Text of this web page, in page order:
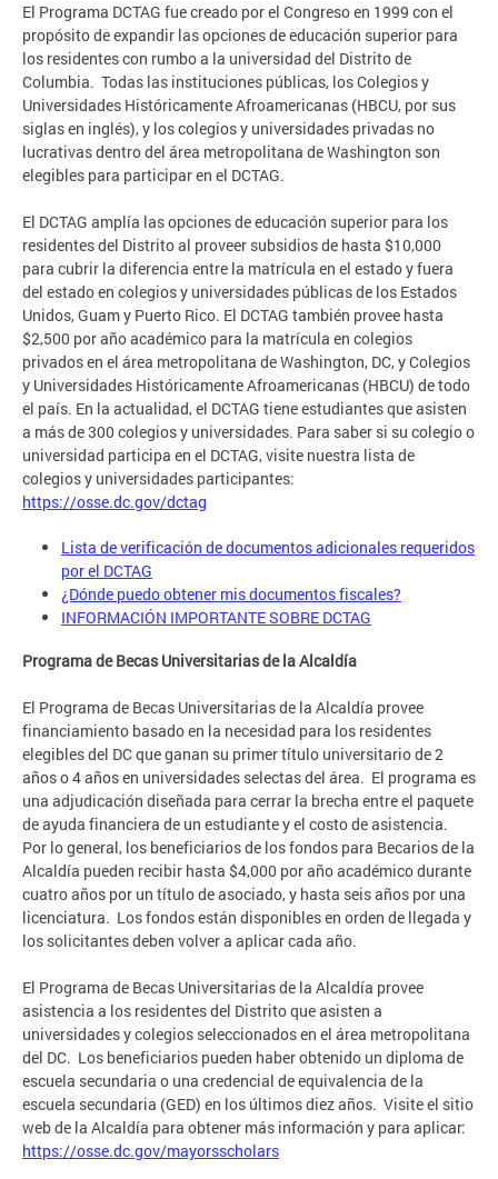
El Programa DCTAG fue creado por el Congreso en 1999 con el
propósito de expandir las opciones de educación superior para
los residentes con rumbo a la universidad del Distrito de
Columbia. Todas las instituciones públicas, los Colegios y
Universidades Históricamente Afroamericanas (HBCU, por sus
siglas en inglés), y los colegios y universidades privadas no
lucrativas dentro del área metropolitana de Washington son
elegibles para participar en el DCTAG.
El DCTAG amplía las opciones de educación superior para los
residentes del Distrito al proveer subsidios de hasta $10,000
para cubrir la diferencia entre la matrícula en el estado y fuera
del estado en colegios y universidades públicas de los Estados
Unidos, Guam y Puerto Rico. El DCTAG también provee hasta
$2,500 por año académico para la matrícula en colegios
privados en el área metropolitana de Washington, DC, y Colegios
y Universidades Históricamente Afroamericanas (HBCU) de todo
el país. En la actualidad, el DCTAG tiene estudiantes que asisten
a más de 300 colegios y universidades. Para saber si su colegio o
universidad participa en el DCTAG, visite nuestra lista de
colegios y universidades participantes:
https://osse.dc.gov/dctag
Lista de verificación de documentos adicionales requeridos
por el DCTAG
¿Dónde puedo obtener mis documentos fiscales?
INFORMACIÓN IMPORTANTE SOBRE DCTAG
Programa de Becas Universitarias de la Alcaldía
El Programa de Becas Universitarias de la Alcaldía provee
financiamiento basado en la necesidad para los residentes
elegibles del DC que ganan su primer título universitario de 2
años o 4 años en universidades selectas del área. El programa es
una adjudicación diseñada para cerrar la brecha entre el paquete
de ayuda financiera de un estudiante y el costo de asistencia.
Por lo general, los beneficiarios de los fondos para Becarios de la
Alcaldía pueden recibir hasta $4,000 por año académico durante
cuatro años por un título de asociado, y hasta seis años por una
licenciatura. Los fondos están disponibles en orden de llegada y
los solicitantes deben volver a aplicar cada año.
El Programa de Becas Universitarias de la Alcaldía provee
asistencia a los residentes del Distrito que asisten a
universidades y colegios seleccionados en el área metropolitana
del DC. Los beneficiarios pueden haber obtenido un diploma de
escuela secundaria o una credencial de equivalencia de la
escuela secundaria (GED) en los últimos diez años. Visite el sitio
web de la Alcaldía para obtener más información y para aplicar:
https://osse.dc.gov/mayorsscholars